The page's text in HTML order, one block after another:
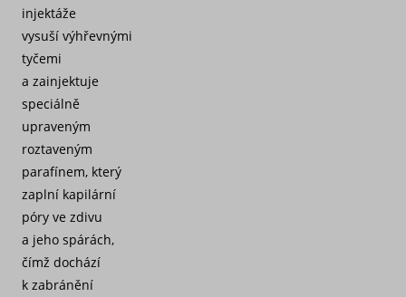
injektáže
vysuší výhřevnými
tyčemi
a zainjektuje
speciálně
upraveným
roztaveným
parafínem, který
zaplní kapilární
póry ve zdivu
a jeho spárách,
čímž dochází
k zabránění